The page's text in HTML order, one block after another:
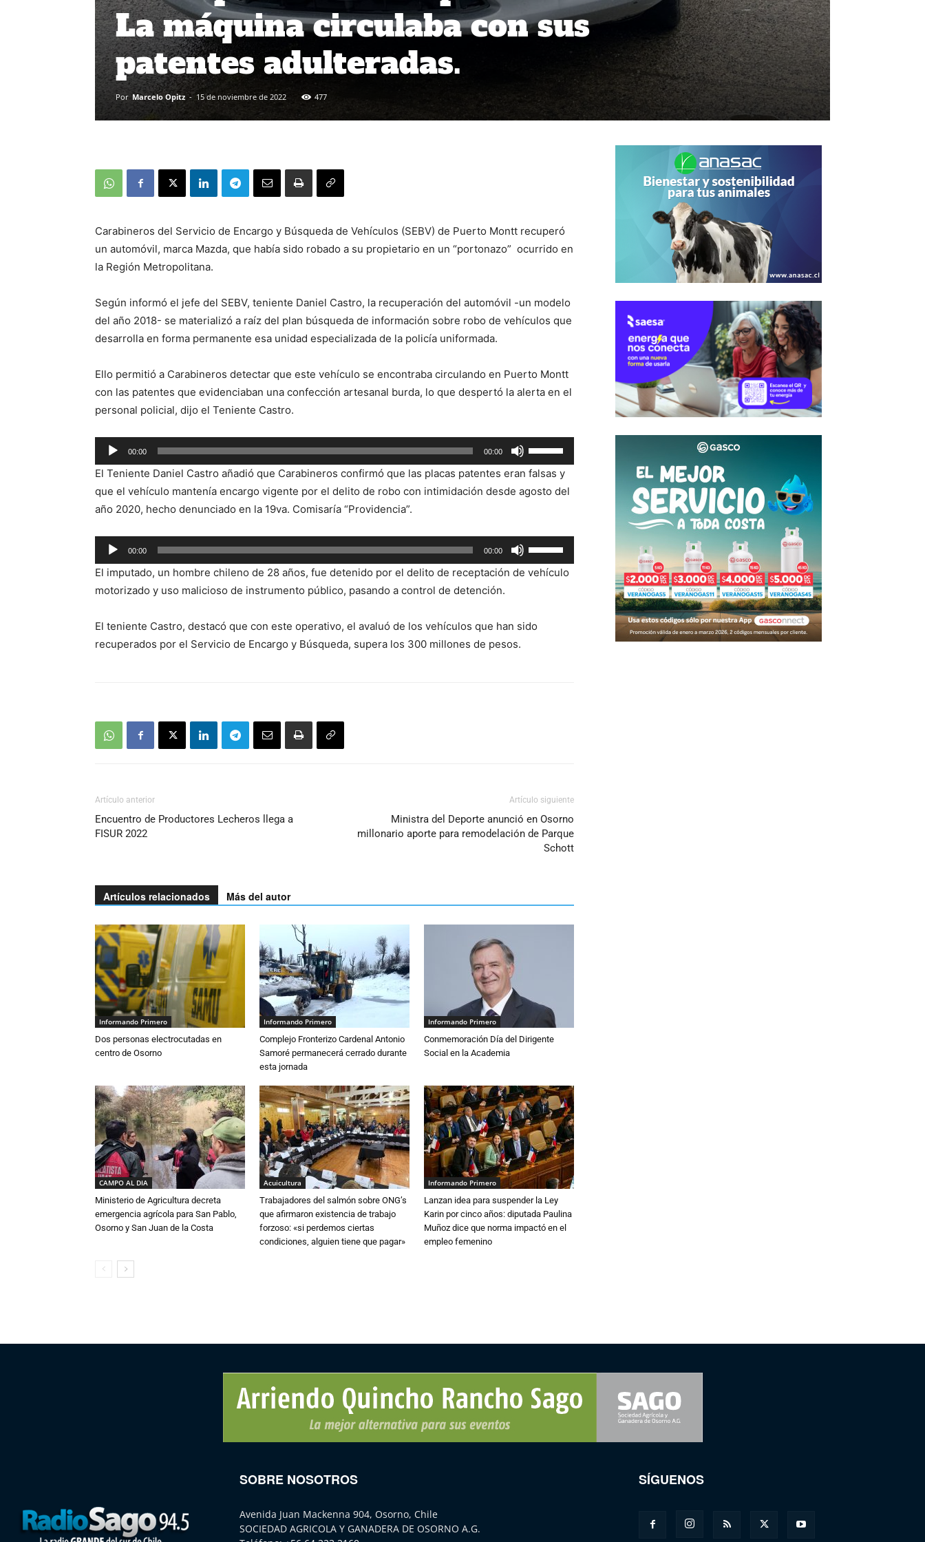
La máquina circulaba con sus
patentes adulteradas.
Por Marcelo Opitz - 15 de noviembre de 2022 477
Carabineros del Servicio de Encargo y Búsqueda de Vehículos (SEBV) de Puerto Montt recuperó
un automóvil, marca Mazda, que había sido robado a su propietario en un “portonazo” ocurrido en
la Región Metropolitana.
Según informó el jefe del SEBV, teniente Daniel Castro, la recuperación del automóvil -un modelo
del año 2018- se materializó a raíz del plan búsqueda de información sobre robo de vehículos que
desarrolla en forma permanente esa unidad especializada de la policía uniformada.
Ello permitió a Carabineros detectar que este vehículo se encontraba circulando en Puerto Montt
con las patentes que evidenciaban una confección artesanal burda, lo que despertó la alerta en el
personal policial, dijo el Teniente Castro.
Reproductor
de
audio
00:00 00:00
las
teclas
de
arriba/abajo
para
aumentar
el
El Teniente Daniel Castro añadió que Carabineros confirmó que las placas patentes eran falsas y
que el vehículo mantenía encargo vigente por el delito de robo con intimidación desde agosto del
año 2020, hecho denunciado en la 19va. Comisaría “Providencia”.
Reproductor
de
audio
00:00 00:00
las
teclas
arriba/abajo
El imputado, un hombre chileno de 28 años, fue detenido por el delito de receptación de vehículo
motorizado y uso malicioso de instrumento público, pasando a control de detención.
El teniente Castro, destacó que con este operativo, el avaluó de los vehículos que han sido
recuperados por el Servicio de Encargo y Búsqueda, supera los 300 millones de pesos.
Artículo anterior
Encuentro de Productores Lecheros llega a
FISUR 2022
Artículo siguiente
Ministra del Deporte anunció en Osorno
millonario aporte para remodelación de Parque
Schott
Artículos relacionados Más del autor
Informando Primero
Dos personas electrocutadas en
centro de Osorno
Informando Primero
Complejo Fronterizo Cardenal Antonio
Samoré permanecerá cerrado durante
esta jornada
Informando Primero
Conmemoración Día del Dirigente
Social en la Academia
CAMPO AL DIA
Ministerio de Agricultura decreta
emergencia agrícola para San Pablo,
Osorno y San Juan de la Costa
Acuicultura
Trabajadores del salmón sobre ONG’s
que afirmaron existencia de trabajo
forzoso: «si perdemos ciertas
condiciones, alguien tiene que pagar»
Informando Primero
Lanzan idea para suspender la Ley
Karin por cinco años: diputada Paulina
Muñoz dice que norma impactó en el
empleo femenino
SOBRE NOSOTROS
Avenida Juan Mackenna 904, Osorno, Chile
SOCIEDAD AGRICOLA Y GANADERA DE OSORNO A.G.
SÍGUENOS